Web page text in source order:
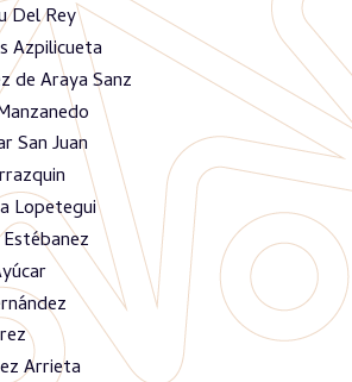
Del Rey
Azpilicueta
de Araya Sanz
San Juan
Lopetegui
Arrieta